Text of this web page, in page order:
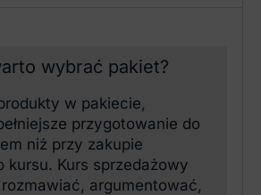
wybrać pakiet?
w pakiecie,
przygotowanie do
niż przy zakupie
kursu. Kurs sprzedażowy
argumentować,